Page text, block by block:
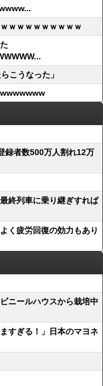
ｗｗｗｗｗｗｗｗｗ
こうなった」
wwwwwww
録者数500万人割れ12万
終列車に乗り継ぎすれば
く疲労回復の効力もあり
ニールハウスから栽培中
すぎる！」日本のマヨネ